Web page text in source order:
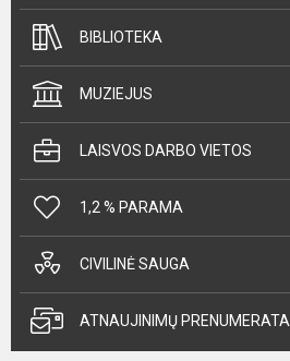
BIBLIOTEKA
MUZIEJUS
LAISVOS DARBO VIETOS
1,2 % PARAMA
CIVILINĖ SAUGA
ATNAUJINIMŲ PRENUMERATA